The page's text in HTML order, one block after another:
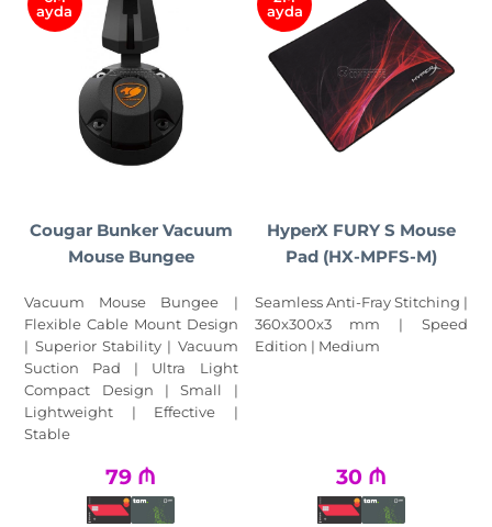
ayda
Cougar Bunker Vacuum
Mouse Bungee
Vacuum Mouse Bungee |
Flexible Cable Mount Design
| Superior Stability | Vacuum
Suction Pad | Ultra Light
Compact Design | Small |
Lightweight | Effective |
Stable
79 ₼
ayda
HyperX FURY S Mouse
Pad (HX-MPFS-M)
Seamless Anti-Fray Stitching |
360x300x3 mm | Speed
Edition | Medium
30 ₼